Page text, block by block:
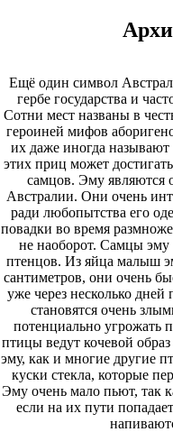
Ещё один символ
гербе государства и
Сотни мест названы в
героиней мифов
их даже иногда
этих приц может
самцов. Эму
Австралии. Они очень
ради любопытства его
повадки во время
не наоборот. Самцы
птенцов. Из яйца малыш
сантиметров, они очень
уже через несколько
становятся очень
потенциально угрожать
птицы ведут кочевой
эму, как и многие другие
куски стекла, которые
Эму очень мало пьют, так
если на их пути